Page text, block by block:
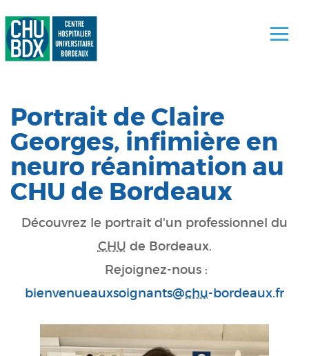
Portrait de Claire
Georges, infimière en
neuro réanimation au
CHU de Bordeaux
Découvrez le portrait d'un professionnel du
CHU de Bordeaux.
Rejoignez-nous :
bienvenueauxsoignants@chu-bordeaux.fr